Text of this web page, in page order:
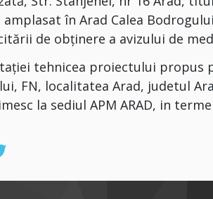
în Arad Calea Bodrogului
de obținere a avizului de
tehnicea proiectului propus
FN, localitatea Arad, judetul
la sediul APM ARAD, in